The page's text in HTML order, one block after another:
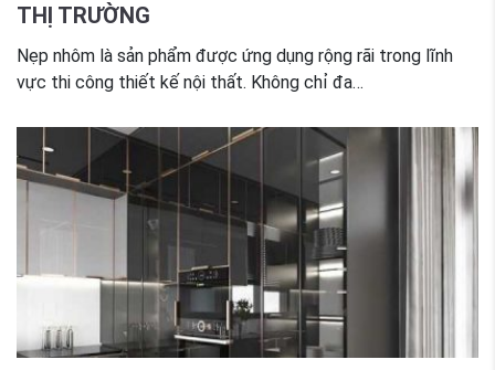
THỊ TRƯỜNG
Nẹp nhôm là sản phẩm được ứng dụng rộng rãi trong lĩnh
vực thi công thiết kế nội thất. Không chỉ đa…